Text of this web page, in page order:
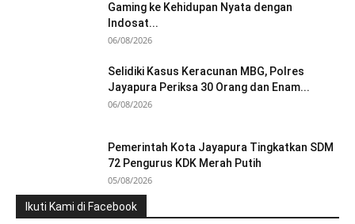
Gaming ke Kehidupan Nyata dengan
Indosat...
06/08/2026
Selidiki Kasus Keracunan MBG, Polres
Jayapura Periksa 30 Orang dan Enam...
06/08/2026
Pemerintah Kota Jayapura Tingkatkan SDM
72 Pengurus KDK Merah Putih
05/08/2026
Ikuti Kami di Facebook